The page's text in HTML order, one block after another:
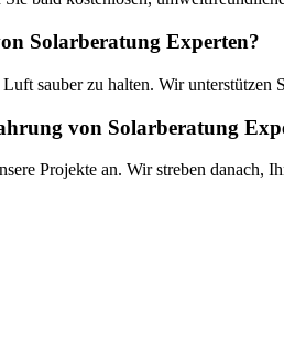
Solarberatung Experten?
sauber zu halten. Wir
von Solarberatung
Projekte an. Wir streben